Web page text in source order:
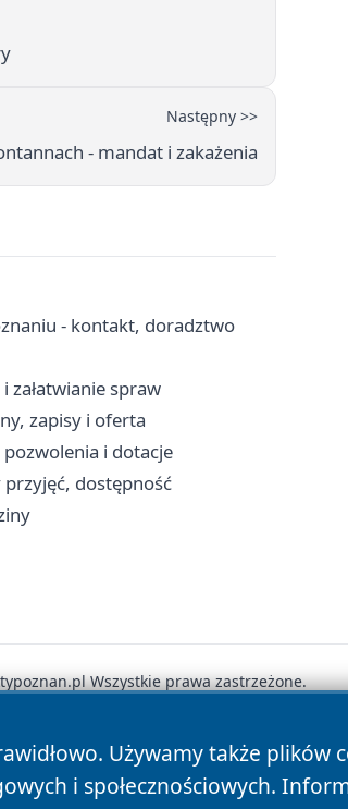
Następny >>
- mandat i zakażenia
- kontakt, doradztwo
załatwianie spraw
zapisy i oferta
i dotacje
dostępność
Używamy także
i społecznościowych.
Wszystkie prawa zastrzeżone.
Prywatności Polityka Cookies